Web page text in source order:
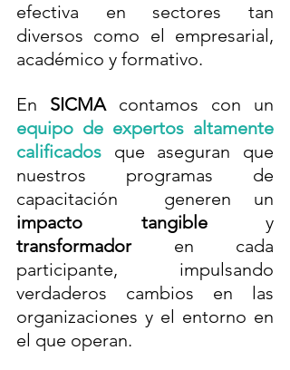
efectiva en sectores tan
diversos como el empresarial,
académico y formativo.
En SICMA
equipo de expertos altamente
calificados que aseguran que
nuestros programas de
impacto tangible
transformador en cada
participante, impulsando
verdaderos cambios en las
organizaciones y el entorno en
el que operan.